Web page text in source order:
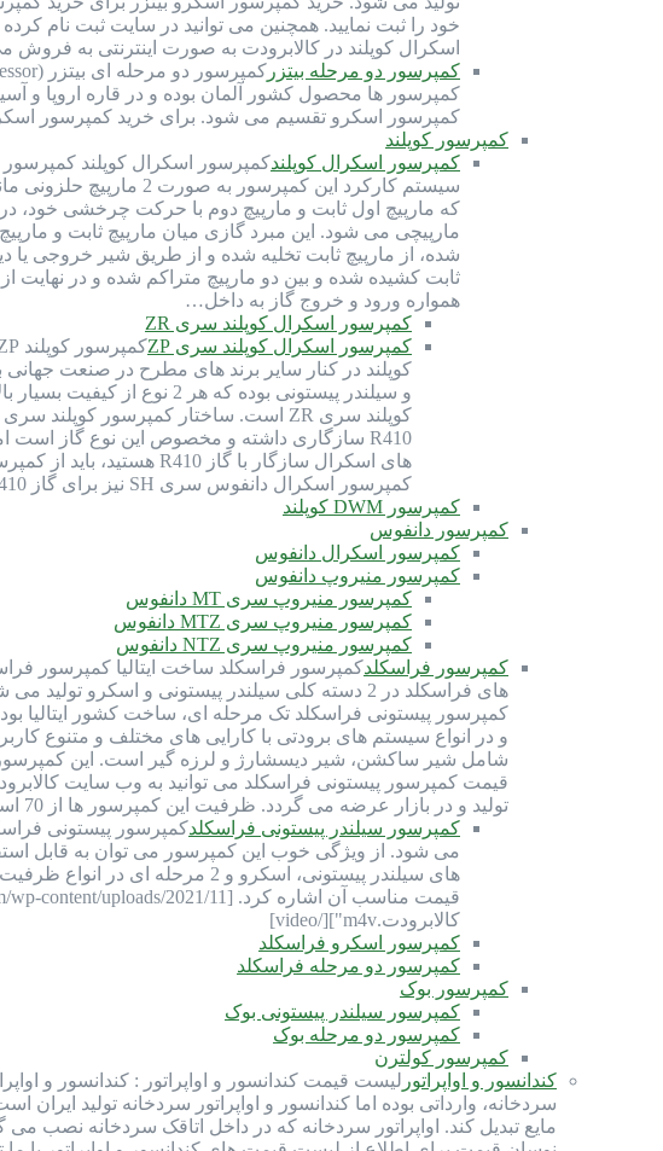
خود را ثبت نمایید. همچنین می توانید در سایت ثبت نام
اسکرال کوپلند در کالابرودت به صورت اینترنتی به
کمپرسور دو مرحله بیتزر
کمپرسور ها محصول کشور آلمان بوده و در قاره اروپا و
کمپرسور اسکرو تقسیم می شود. برای خرید کمپرسور
کمپرسور کوپلند
کمپرسور اسکرال کوپلند
سیستم کارکرد این
که مارپیچ اول ثابت و مارپیچ دوم با حرکت چرخشی خود،
مارپیچی می شود. این مبرد گازی میان مارپیچ ثابت و
شده، از مارپیچ ثابت تخلیه شده و از طریق شیر خروجی
ثابت کشیده شده و بین دو مارپیچ متراکم شده و در نهایت
همواره ورود و خروج گاز به داخل…
کمپرسور اسکرال کوپلند سری ZR
کمپرسور اسکرال کوپلند سری ZP
کوپلند در کنار سایر برند های مطرح در صنعت
کمپرسور اسکرال دانفوس سری SH نیز برای گاز R410 بهینه شده و سازگاری دارد. گاز R410 از دسته گاز های HFC (هیدروفلروکربن) بوده و با روغن سانیسو…
کمپرسور DWM کوپلند
کمپرسور دانفوس
کمپرسور اسکرال دانفوس
کمپرسور منیروپ دانفوس
کمپرسور منیروپ سری MT دانفوس
کمپرسور منیروپ سری MTZ دانفوس
کمپرسور منیروپ سری NTZ دانفوس
کمپرسور فراسکلد
های فراسکلد در 2 دسته کلی سیلندر پیستونی و
شامل شیر ساکشن، شیر دیسشارژ و لرزه گیر است. این کمپرسور
قیمت کمپرسور پیستونی فراسکلد می توانید به وب سایت
تولید و در بازار عرضه می گردد. ظرفیت این کمپرسور ها از 70 اسب بخار تا 300 اسب بخار گسترده شده و در…
کمپرسور سیلندر پیستونی فراسکلد
می شود. از ویژگی خوب این کمپرسور می توان به قابل
های سیلندر پیستونی، اسکرو و
کالابرودت.m4v"][/video]
کمپرسور اسکرو فراسکلد
کمپرسور دو مرحله فراسکلد
کمپرسور بوک
کمپرسور سیلندر پیستونی بوک
کمپرسور دو مرحله بوک
کمپرسور کولترن
کندانسور و اواپراتور لیست قیمت کندانسور و اواپراتور : کندانسور و
سردخانه، وارداتی بوده اما کندانسور و اواپراتور سردخانه تولید
مایع تبدیل کند. اواپراتور سردخانه که در داخل اتاقک سردخانه نصب می